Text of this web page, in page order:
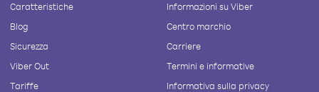
Caratteristiche
Blog
Sicurezza
Viber Out
Tariffe
Informazioni su Viber
Centro marchio
Carriere
Termini e informative
Informativa sulla privacy